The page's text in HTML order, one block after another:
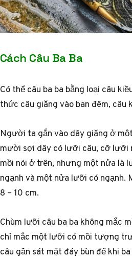
Cách Câu Ba Ba
Có thể câu ba ba bằng loại câu
thức câu giăng vào ban đêm, câu
Người ta gắn vào dây giăng ở
mười sợi dây có lưỡi câu, cỡ lưỡi
mồi nói ở trên, nhưng một nửa là
ngạnh và một nửa lưỡi có ngạnh.
8 – 10 cm.
Chùm lưỡi câu ba ba không mắc
chỉ mắc một lưỡi có mồi tượng
câu gần sát mặt đáy bùn để khi